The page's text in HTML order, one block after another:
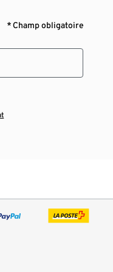
* Champ obligatoire